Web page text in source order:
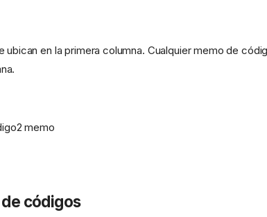
en la primera columna. Cualquier memo de
memo
códigos